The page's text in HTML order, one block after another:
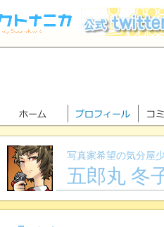
写真家希望の気分屋
五郎丸 冬